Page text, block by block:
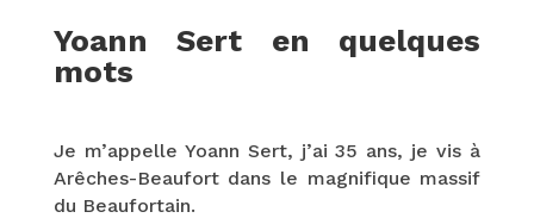
Yoann Sert en quelques
mots
Je m’appelle Yoann Sert, j’ai 35 ans, je vis à
Arêches-Beaufort dans le magnifique massif
du Beaufortain.